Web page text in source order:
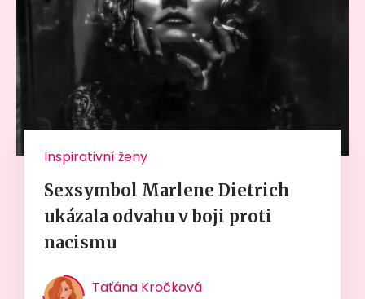
Inspirativní ženy
Sexsymbol Marlene Dietrich
ukázala odvahu v boji proti
nacismu
Taťána Kročková